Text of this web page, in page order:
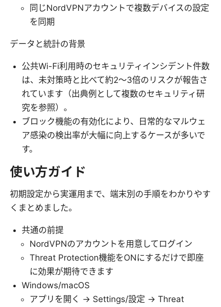
同じNordVPNアカウントで複数デバイスの設定
を同期
データと統計の背景
公共Wi-Fi利用時のセキュリティインシデント件数
は、未対策時と比べて約2～3倍のリスクが報告さ
れています（出典例として複数のセキュリティ研
究を参照）。
ブロック機能の有効化により、日常的なマルウェ
ア感染の検出率が大幅に向上するケースが多いで
す。
使い方ガイド
初期設定から実運用まで、端末別の手順をわかりやす
くまとめました。
共通の前提
NordVPNのアカウントを用意してログイン
Threat Protection機能をONにするだけで即座
に効果が期待できます
Windows/macOS
アプリを開く → Settings/設定 → Threat